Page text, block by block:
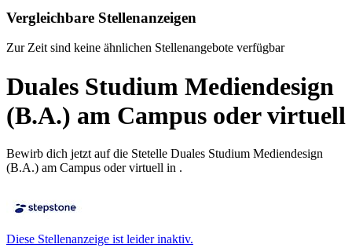
Vergleichbare Stellenanzeigen
Zur Zeit sind keine ähnlichen Stellenangebote verfügbar
Duales Studium Mediendesign
(B.A.) am Campus oder virtuell
Bewirb dich jetzt auf die Stetelle Duales Studium Mediendesign
(B.A.) am Campus oder virtuell in .
Diese Stellenanzeige ist leider inaktiv.